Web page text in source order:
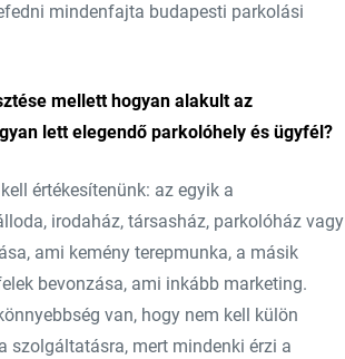
mindenfajta budapesti parkolási
mellett hogyan alakult az
lett elegendő parkolóhely és ügyfél?
értékesítenünk: az egyik a
irodaház, társasház, parkolóház vagy
ami kemény terepmunka, a másik
bevonzása, ami inkább marketing.
van, hogy nem kell külön
szolgáltatásra, mert mindenki érzi a